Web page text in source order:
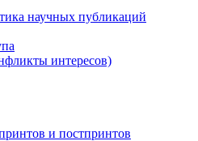
научных публикаций
интересов)
и постпринтов